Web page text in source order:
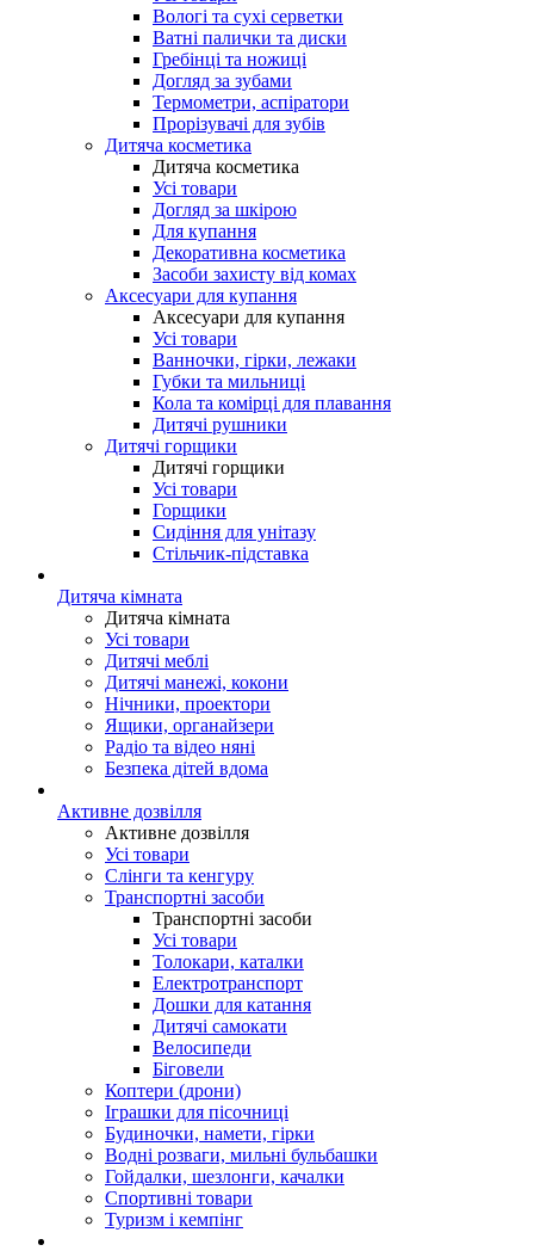
Вологі та сухі серветки
Ватні палички та диски
Гребінці та ножиці
Догляд за зубами
Термометри, аспіратори
Прорізувачі для зубів
Дитяча косметика
Дитяча косметика
Усі товари
Догляд за шкірою
Для купання
Декоративна косметика
Засоби захисту від комах
Аксесуари для купання
Аксесуари для купання
Усі товари
Ванночки, гірки, лежаки
Губки та мильниці
Кола та комірці для плавання
Дитячі рушники
Дитячі горщики
Дитячі горщики
Усі товари
Горщики
Сидіння для унітазу
Стільчик-підставка
Дитяча кімната
Дитяча кімната
Усі товари
Дитячі меблі
Дитячі манежі, кокони
Нічники, проектори
Ящики, органайзери
Радіо та відео няні
Безпека дітей вдома
Активне дозвілля
Активне дозвілля
Усі товари
Слінги та кенгуру
Транспортні засоби
Транспортні засоби
Усі товари
Толокари, каталки
Електротранспорт
Дошки для катання
Дитячі самокати
Велосипеди
Біговели
Коптери (дрони)
Іграшки для пісочниці
Будиночки, намети, гірки
Водні розваги, мильні бульбашки
Гойдалки, шезлонги, качалки
Спортивні товари
Туризм і кемпінг